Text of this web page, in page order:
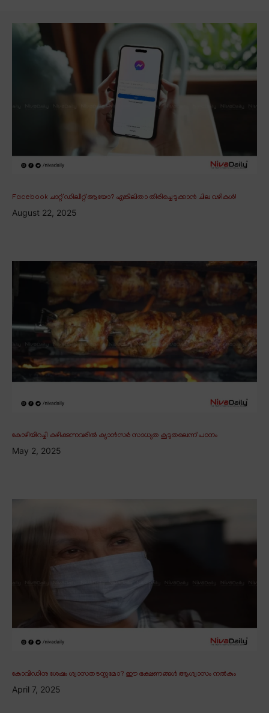
Facebook ചാറ്റ് ഡിലീറ്റ് ആയോ? എങ്കിലിതാ തിരിച്ചെടുക്കാൻ ചില വഴികൾ!
August 22, 2025
കോഴിയിറച്ചി കഴിക്കുന്നവരിൽ ക്യാൻസർ സാധ്യത കൂടുതലെന്ന് പഠനം
May 2, 2025
കോവിഡിനു ശേഷം ശ്വാസതടസ്സമോ? ഈ ഭക്ഷണങ്ങൾ ആശ്വാസം നൽകും
April 7, 2025